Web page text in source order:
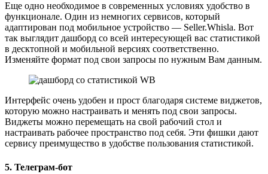
Еще одно необходимое в современных условиях удобство в
функционале. Один из немногих сервисов, который
адаптирован под мобильное устройство — Seller.Whisla. Вот
так выглядит дашборд со всей интересующей вас статистикой
в десктопной и мобильной версиях соответственно.
Изменяйте формат под свои запросы по нужным Вам данным.
Интерфейс очень удобен и прост благодаря системе виджетов,
которую можно настраивать и менять под свои запросы.
Виджеты можно перемещать на свой рабочий стол и
настраивать рабочее пространство под себя. Эти фишки дают
сервису преимущество в удобстве пользования статистикой.
5. Телеграм-бот